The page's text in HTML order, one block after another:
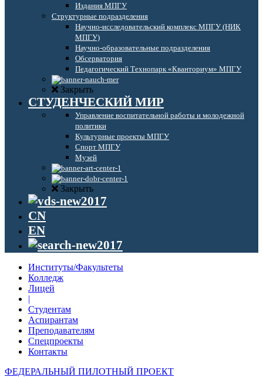
Издания МПГУ
Структурные подразделения
Научно-исследовательский комплекс МПГУ (НИК
МПГУ)
Научно-образовательные подразделения
Обсерватория
Педагогический Технопарк «Кванториум» МПГУ
Закрыть
СТУДЕНЧЕСКИЙ МИР
Управление воспитательной работы и молодежной
политики
Культурные проекты МПГУ
Спорт МПГУ
Музей
Закрыть
CN
EN
Институты/Факультеты
Колледж
Лицей
|
Студентам
Аспирантам
Преподавателям
Спецпроекты
Контакты
ФЕДЕРАЛЬНЫЙ ПИЛОТНЫЙ ПРОЕКТ